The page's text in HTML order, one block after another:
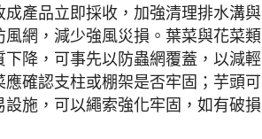
產品立即採收，加強清理排水溝與
網，減少強風災損。葉菜與花菜類
降，可事先以防蟲網覆蓋，以減輕
確認支柱或棚架是否牢固；芋頭可
施，可以繩索強化牢固，如有破損